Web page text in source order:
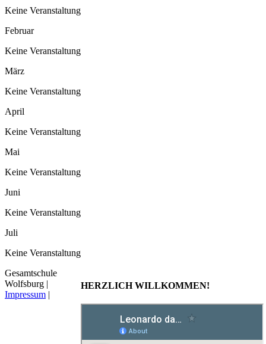
Keine Veranstaltung
Februar
Keine Veranstaltung
März
Keine Veranstaltung
April
Keine Veranstaltung
Mai
Keine Veranstaltung
Juni
Keine Veranstaltung
Juli
Keine Veranstaltung
HERZLICH WILLKOMMEN!
Gesamtschule
Wolfsburg |
Impressum |